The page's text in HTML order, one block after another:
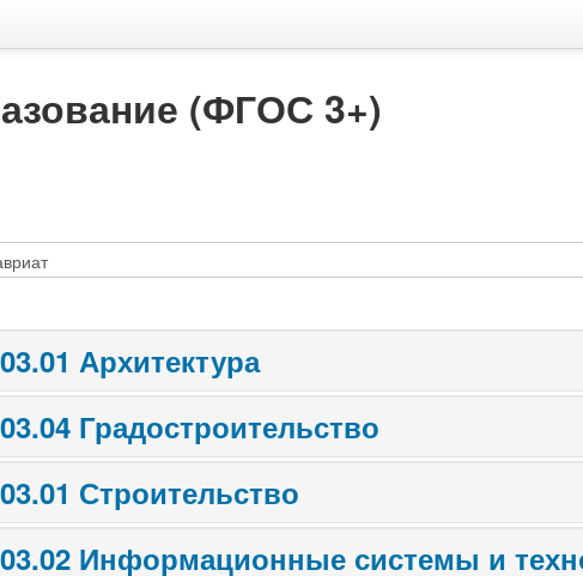
(ФГОС 3+)
Архитектура
Градостроительство
Строительство
Информационные системы и